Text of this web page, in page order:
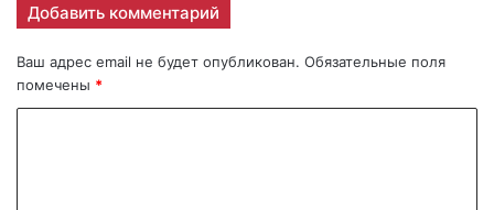
Добавить комментарий
Ваш адрес email не будет опубликован. Обязательные поля
помечены *